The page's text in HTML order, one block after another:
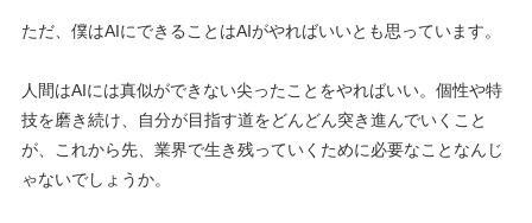
ただ、僕はAI にできることはAI がやればいいとも思っています。
人間はAI には真似ができない尖ったことをやればいい。個性や特
技を磨き続け、自分が目指す道をどんどん突き進んでいくこと
が、これから先、業界で生き残っていくために必要なことなんじ
ゃないでしょうか。